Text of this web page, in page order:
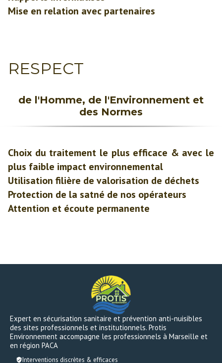
Mise en relation avec partenaires
RESPECT
de l'Homme, de l'Environnement et
des Normes
Choix du traitement le plus efficace & avec le
plus faible impact environnemental
Utilisation filière de valorisation de déchets
Protection de la satné de nos opérateurs
Attention et écoute permanente
Expert en sécurisation sanitaire et prévention anti-nuisibles
des sites professionnels et institutionnels. Protis
Environnement accompagne les professionnels à Marseille et
en région PACA
Interventions discrètes & efficaces